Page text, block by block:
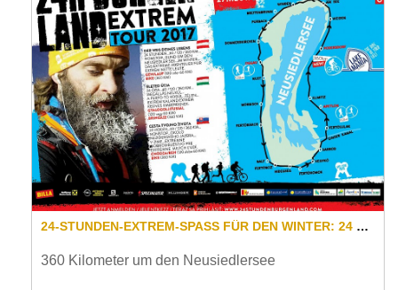
24-STUNDEN-EXTREM-SPASS FÜR DEN WINTER: 24 STUNDEN BURGENLAND EXTREM TOUR 2017
360 Kilometer um den Neusiedlersee